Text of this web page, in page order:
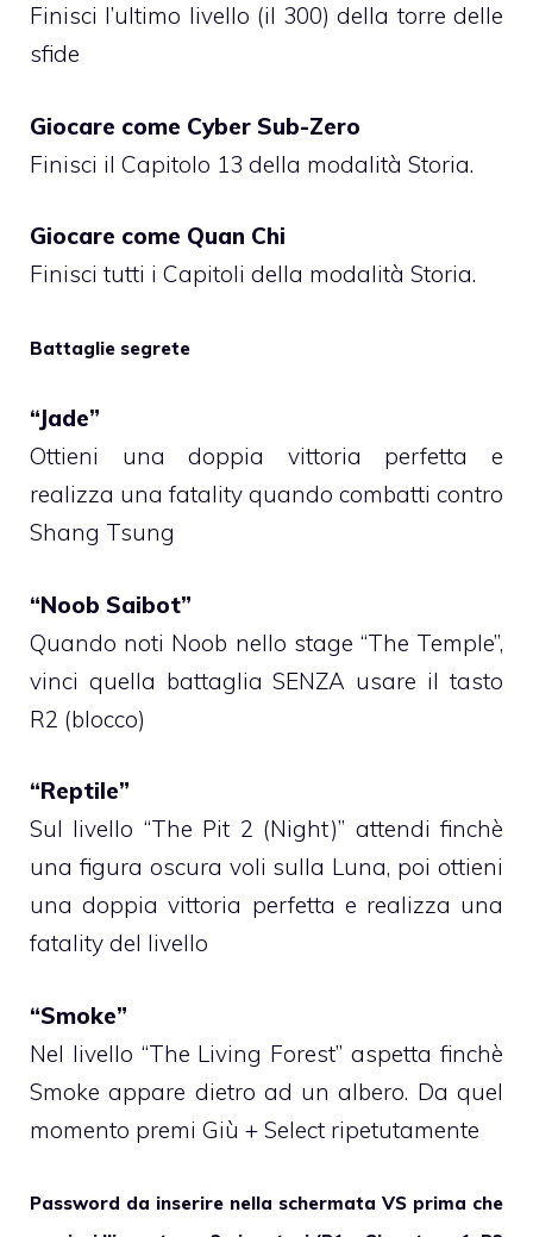
Finisci l’ultimo livello (il 300) della torre delle
sfide
Giocare come Cyber Sub-Zero
Finisci il Capitolo 13 della modalità Storia.
Giocare come Quan Chi
Finisci tutti i Capitoli della modalità Storia.
Battaglie segrete
“Jade”
Ottieni una doppia vittoria perfetta e
realizza una fatality quando combatti contro
Shang Tsung
“Noob Saibot”
Quando noti Noob nello stage “The Temple”,
vinci quella battaglia SENZA usare il tasto
R2 (blocco)
“Reptile”
Sul livello “The Pit 2 (Night)” attendi finchè
una figura oscura voli sulla Luna, poi ottieni
una doppia vittoria perfetta e realizza una
fatality del livello
“Smoke”
Nel livello “The Living Forest” aspetta finchè
Smoke appare dietro ad un albero. Da quel
momento premi Giù + Select ripetutamente
Password da inserire nella schermata VS prima che